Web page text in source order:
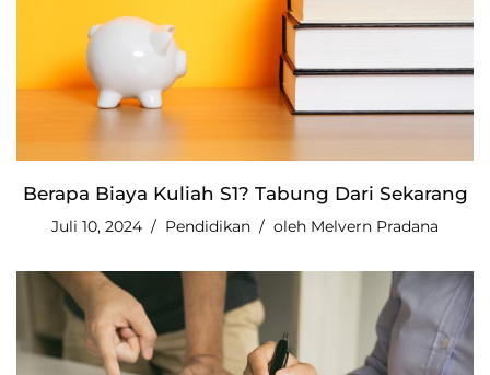
Berapa Biaya Kuliah S1? Tabung Dari Sekarang
Juli 10, 2024 Pendidikan oleh Melvern Pradana